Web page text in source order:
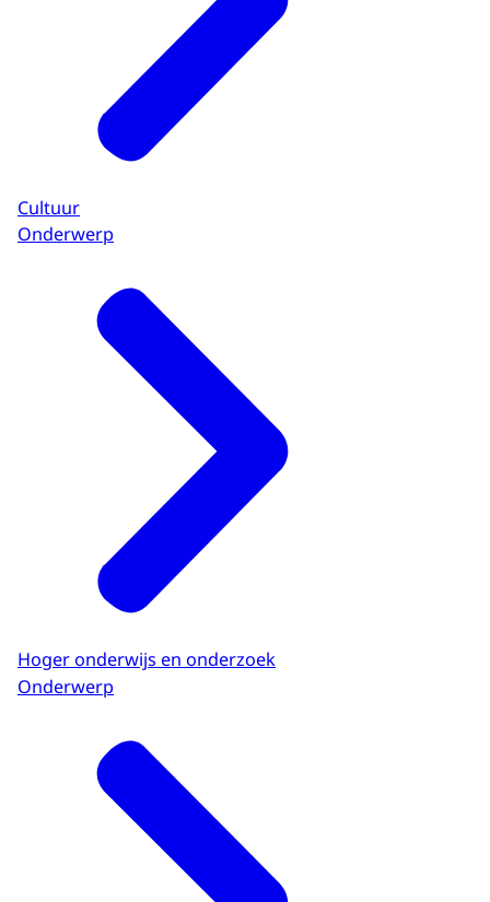
Cultuur
Onderwerp
Hoger onderwijs en onderzoek
Onderwerp